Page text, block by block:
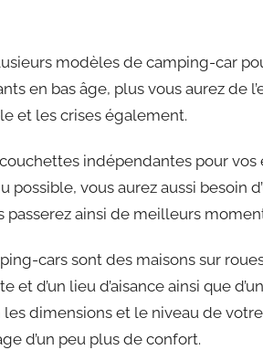
modèles de camping-car
en bas âge, plus vous aurez de
et les crises également.
indépendantes pour
possible, vous aurez aussi besoin
passerez ainsi de meilleurs
cars sont des maisons sur
et d’un lieu d’aisance ainsi que
dimensions et le niveau de
d’un peu plus de confort.